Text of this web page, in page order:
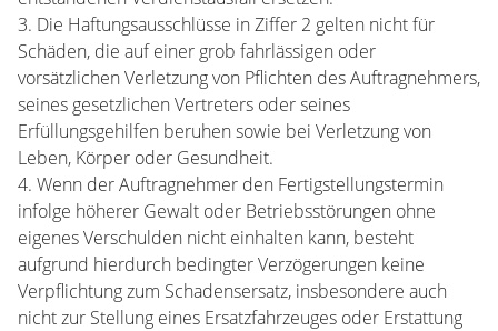
3. Die Haftungsausschlüsse in Ziffer 2 gelten nicht für
Schäden, die auf einer grob fahrlässigen oder
vorsätzlichen Verletzung von Pflichten des Auftragnehmers,
seines gesetzlichen Vertreters oder seines
Erfüllungsgehilfen beruhen sowie bei Verletzung von
Leben, Körper oder Gesundheit.
4. Wenn der Auftragnehmer den Fertigstellungstermin
infolge höherer Gewalt oder Betriebsstörungen ohne
eigenes Verschulden nicht einhalten kann, besteht
aufgrund hierdurch bedingter Verzögerungen keine
Verpflichtung zum Schadensersatz, insbesondere auch
nicht zur Stellung eines Ersatzfahrzeuges oder Erstattung